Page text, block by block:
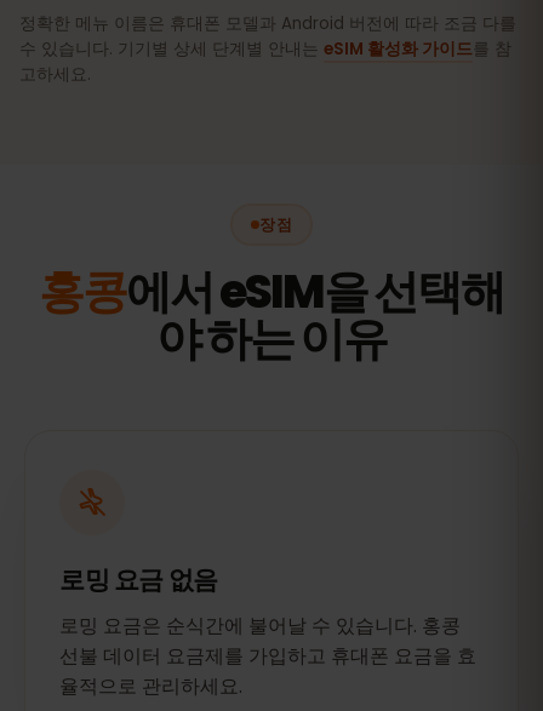
정확한 메뉴 이름은 휴대폰 모델과 Android 버전에 따라 조금 다를
수 있습니다. 기기별 상세 단계별 안내는 eSIM 활성화 가이드를 참
고하세요.
장점
홍콩에서 eSIM을 선택해
야 하는 이유
로밍 요금 없음
로밍 요금은 순식간에 불어날 수 있습니다. 홍콩
선불 데이터 요금제를 가입하고 휴대폰 요금을 효
율적으로 관리하세요.